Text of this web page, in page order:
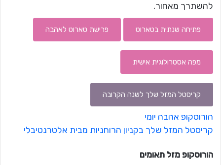
להשתרך מאחור.
פתיחה שנתית בטארוט פרישת טארוט לאהבה
מפה אסטרולוגית אישית
קריסטל המזל שלך לשנה הקרובה
הורוסקופ אהבה יומי
קריסטל המזל שלך בקניון הרוחניות מבית אלטרנטיבלי
הורוסקופ מזל תאומים